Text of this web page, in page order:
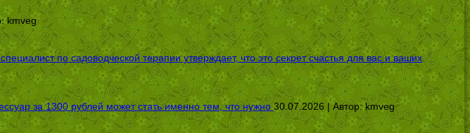
kmveg
по садоводческой терапии утверждает, что это секрет счастья для вас и ваших
за 1300 рублей может стать именно тем, что нужно 30.07.2026 | Автор:kmveg